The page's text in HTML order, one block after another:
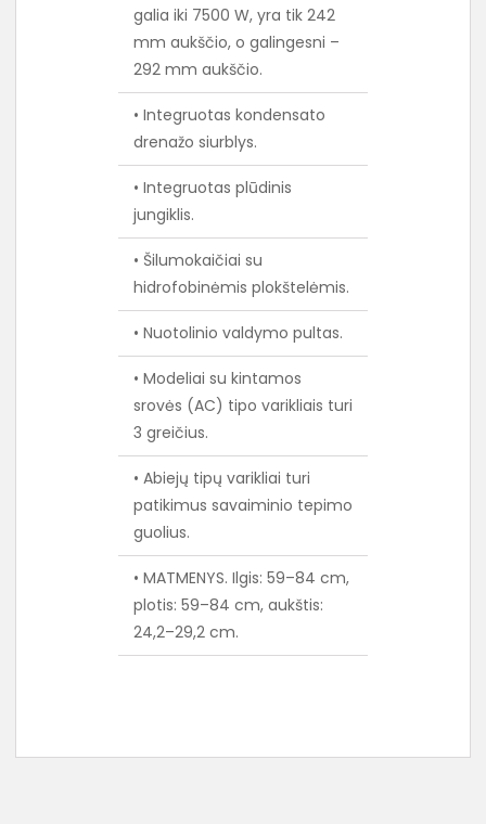
galia iki 7500 W, yra tik 242
mm aukščio, o galingesni –
292 mm aukščio.
• Integruotas kondensato
drenažo siurblys.
• Integruotas plūdinis
jungiklis.
• Šilumokaičiai su
hidrofobinėmis plokštelėmis.
• Nuotolinio valdymo pultas.
• Modeliai su kintamos
srovės (AC) tipo varikliais turi
3 greičius.
• Abiejų tipų varikliai turi
patikimus savaiminio tepimo
guolius.
• MATMENYS. Ilgis: 59–84 cm,
plotis: 59–84 cm, aukštis:
24,2–29,2 cm.